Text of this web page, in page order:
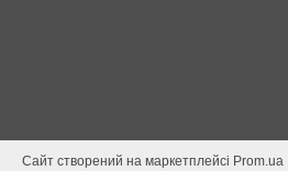
Сайт створений на маркетплейсі Prom.ua